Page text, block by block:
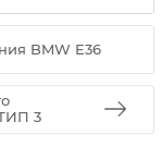
BMW E36
3